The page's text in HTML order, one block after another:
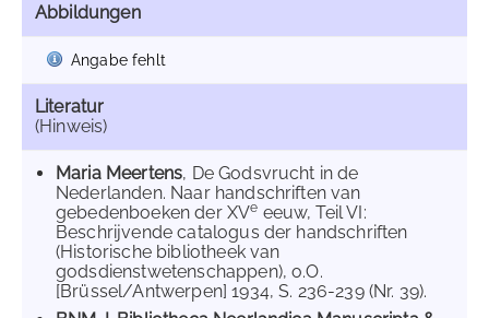
Abbildungen
Angabe fehlt
Literatur
(Hinweis)
Maria Meertens, De Godsvrucht in de
Nederlanden. Naar handschriften van
gebedenboeken der XVe eeuw, Teil VI:
Beschrijvende catalogus der handschriften
(Historische bibliotheek van
godsdienstwetenschappen), o.O.
[Brüssel/Antwerpen] 1934, S. 236-239 (Nr. 39).